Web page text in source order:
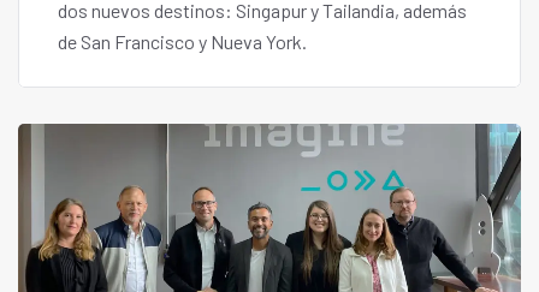
dos nuevos destinos: Singapur y Tailandia, además
de San Francisco y Nueva York.